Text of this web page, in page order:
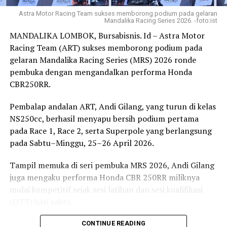
sektor industri pariwisata di Kabupaten Wakatobi.
vokasi AKKP Wakatobi yang mengedepankan
pembelajaran berbasis praktik, sertifikasi kompetensi,
dan kemitraan dengan dunia usaha dan dunia industri.
Pada rangkaian wisuda, AKKP Wakatobi
Usaha dan Dunia Industri (DUDI), yaitu PT Wisata
Kepulauan Indonesia dan Koperasi Family Garden.
” Pendidikan vokasi harus mampu menghasilkan lulusan
memiliki kompetensi yang diakui industri dan siap
memasuki dunia kerja, ” ujar Dr. Arham Rumpa Dirwktur
laporan : Ful
Astra Motor Racing Team sukses memborong podium pada gelaran
Mandalika Racing Series 2026. -foto:ist
MANDALIKA LOMBOK, Bursabisnis. Id – Astra Motor
Racing Team (ART) sukses memborong podium pada
gelaran Mandalika Racing Series (MRS) 2026 ronde
pembuka dengan mengandalkan performa Honda
CBR250RR.
Pembalap andalan ART, Andi Gilang, yang turun di kelas
NS250cc, berhasil menyapu bersih podium pertama
pada Race 1, Race 2, serta Superpole yang berlangsung
pada Sabtu–Minggu, 25–26 April 2026.
Tampil memuka di seri pembuka MRS 2026, Andi Gilang
juga mengaku performa Honda CBR 250RR miliknya
mulai kompetitif sejak sesi latihan dan sesi kualifikasi
“Alhamdulillah di kelas NS250cc berjalan sangat lancar
CONTINUE READING